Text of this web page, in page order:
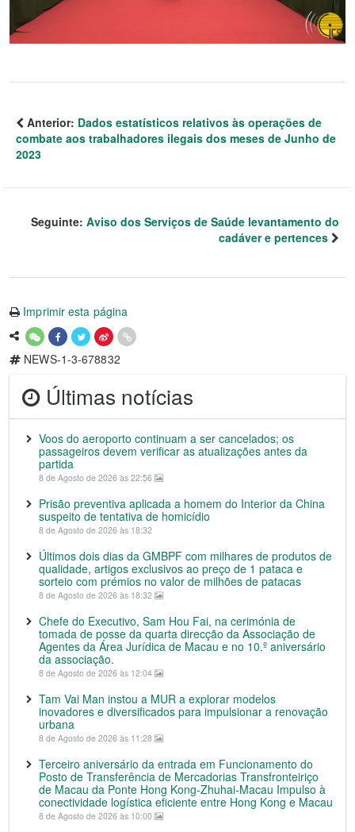
Anterior: Dados estatísticos relativos às operações de
combate aos trabalhadores ilegais dos meses de Junho de
2023
Seguinte: Aviso dos Serviços de Saúde levantamento do
cadáver e pertences
Imprimir esta página
NEWS-1-3-678832
Últimas notícias
Voos do aeroporto continuam a ser cancelados; os
passageiros devem verificar as atualizações antes da
partida
8 de Agosto de 2026 às 22:56
Prisão preventiva aplicada a homem do Interior da China
suspeito de tentativa de homicídio
8 de Agosto de 2026 às 18:32
Últimos dois dias da GMBPF com milhares de produtos de
qualidade, artigos exclusivos ao preço de 1 pataca e
sorteio com prémios no valor de milhões de patacas
8 de Agosto de 2026 às 18:32
Chefe do Executivo, Sam Hou Fai, na cerimónia de
tomada de posse da quarta direcção da Associação de
Agentes da Área Jurídica de Macau e no 10.º aniversário
da associação.
8 de Agosto de 2026 às 12:04
Tam Vai Man instou a MUR a explorar modelos
inovadores e diversificados para impulsionar a renovação
urbana
8 de Agosto de 2026 às 11:28
Terceiro aniversário da entrada em Funcionamento do
Posto de Transferência de Mercadorias Transfronteiriço
de Macau da Ponte Hong Kong-Zhuhai-Macau Impulso à
conectividade logística eficiente entre Hong Kong e Macau
8 de Agosto de 2026 às 10:00